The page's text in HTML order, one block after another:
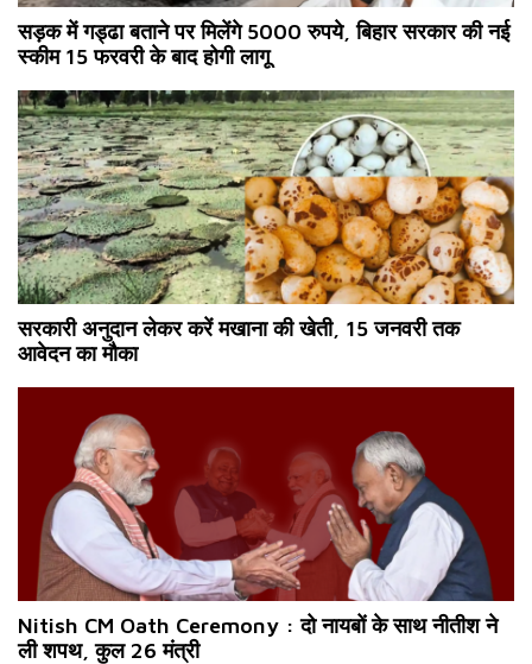
सड़क में गड्ढा बताने पर मिलेंगे 5000 रुपये, बिहार सरकार की नई
स्कीम 15 फरवरी के बाद होगी लागू
सरकारी अनुदान लेकर करें मखाना की खेती, 15 जनवरी तक
आवेदन का मौका
Nitish CM Oath Ceremony : दो नायबों के साथ नीतीश ने
ली शपथ, कुल 26 मंत्री